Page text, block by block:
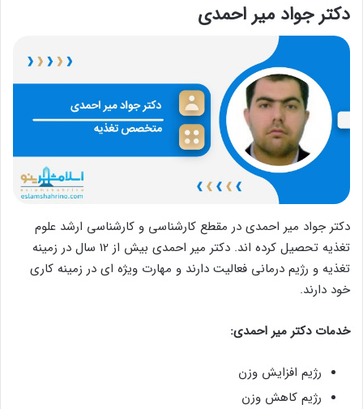
دکتر جواد میر احمدی
دکتر جواد میر احمدی در مقطع کارشناسی و کارشناسی ارشد علوم
تغذیه تحصیل کرده اند. دکتر میر احمدی بیش از 12 سال در زمینه
تغذیه و رژیم درمانی فعالیت دارند و مهارت ویژه ای در زمینه کاری
خود دارند.
خدمات دکتر میر احمدی:
رژیم افزایش وزن
رژیم کاهش وزن